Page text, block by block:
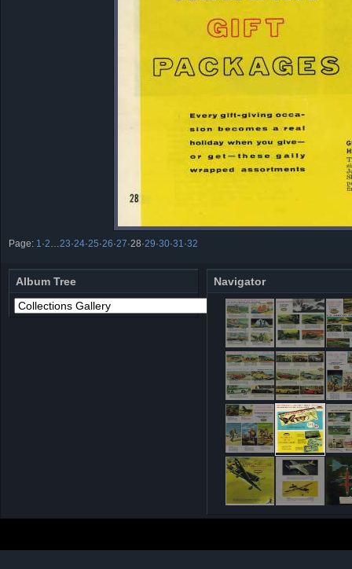
Page: 1 ·2 23·24·25·26·27·28·29·30·31 ·32
Album Tree Navigator